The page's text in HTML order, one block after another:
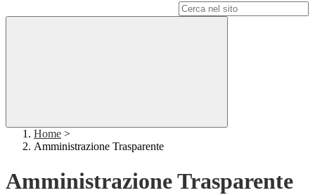
Home >
Amministrazione Trasparente
Amministrazione Trasparente